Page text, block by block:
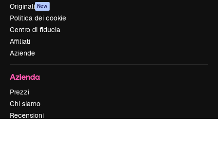
Originali New
Politica dei cookie
Centro di fiducia
Affiliati
Aziende
Azienda
Prezzi
Chi siamo
Recensioni